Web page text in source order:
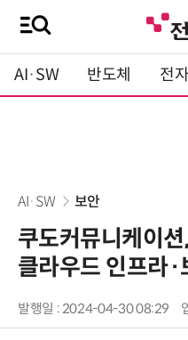
AI·SW 반도체 전자
AI·SW 보안
쿠도커뮤니케이
클라우드 인프라
발행일 : 2024-04-30 08:29